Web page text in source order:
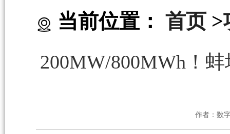
当前位置： 首页 >
200MW/800MWh！
作者：数